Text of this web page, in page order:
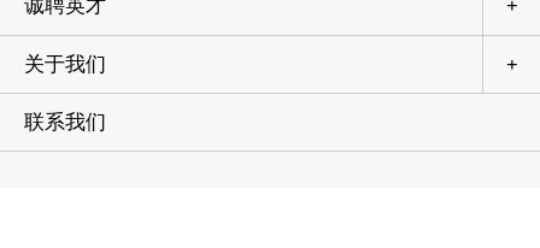
+
诚聘英才
+
关于我们
联系我们